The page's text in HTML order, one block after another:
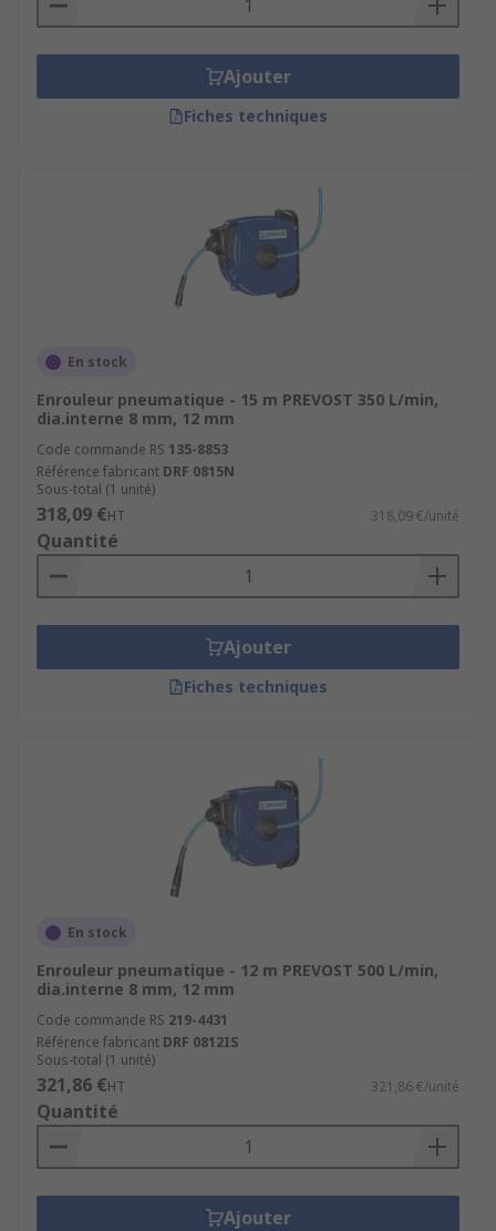
Ajouter
Fiches techniques
En stock
Enrouleur pneumatique - 15 m PREVOST 350 L/min,
dia.interne 8 mm, 12 mm
Code commande RS 135-8853
Référence fabricant DRF 0815N
Sous-total (1 unité)
318,09 €HT 318,09 €/unité
Quantité
Ajouter
Fiches techniques
En stock
Enrouleur pneumatique - 12 m PREVOST 500 L/min,
dia.interne 8 mm, 12 mm
Code commande RS 219-4431
Référence fabricant DRF 0812IS
Sous-total (1 unité)
321,86 €HT 321,86 €/unité
Quantité
Ajouter